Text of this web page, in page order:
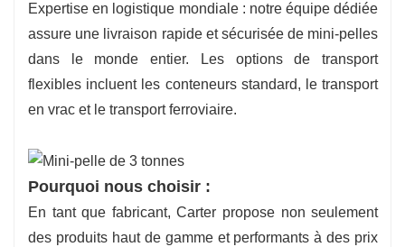
Expertise en logistique mondiale : notre équipe dédiée
assure une livraison rapide et sécurisée de mini-pelles
dans le monde entier. Les options de transport
flexibles incluent les conteneurs standard, le transport
en vrac et le transport ferroviaire.
Pourquoi nous choisir :
En tant que fabricant, Carter propose non seulement
des produits haut de gamme et performants à des prix